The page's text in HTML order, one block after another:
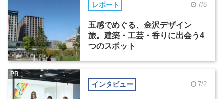
レポート 7/8
五感でめぐる、金沢デザイン
旅。建築・工芸・香りに出会う4
つのスポット
インタビュー 7/2
PR